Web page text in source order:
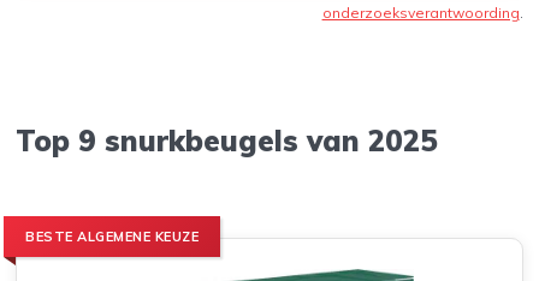
onderzoeksverantwoording
Top 9 snurkbeugels van 2025
BESTE ALGEMENE KEUZE